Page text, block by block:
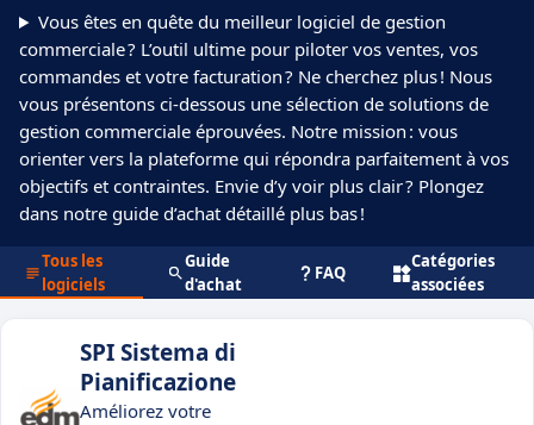
Vous êtes en quête du meilleur logiciel de gestion
commerciale ? L’outil ultime pour piloter vos ventes, vos
commandes et votre facturation ? Ne cherchez plus ! Nous
vous présentons ci-dessous une sélection de solutions de
gestion commerciale éprouvées. Notre mission : vous
orienter vers la plateforme qui répondra parfaitement à vos
objectifs et contraintes. Envie d’y voir plus clair ? Plongez
dans notre guide d’achat détaillé plus bas !
Tous les
logiciels
Guide
d'achat
FAQ
Catégories
associées
SPI Sistema di
Pianificazione
Améliorez votre